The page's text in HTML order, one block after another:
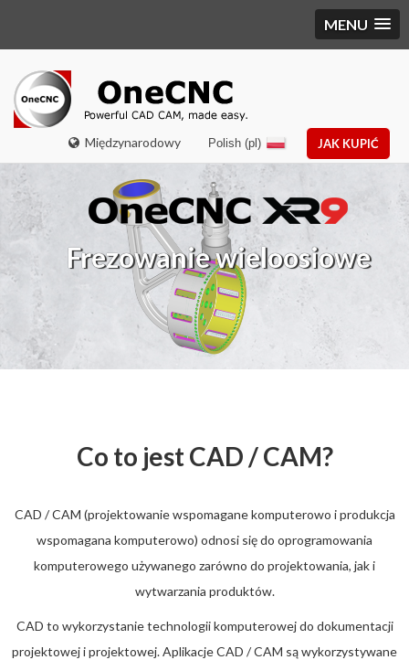
MENU
Międzynarodowy JAK KUPIĆ
Polish (pl)
Frezowanie wieloosiowe
Co to jest CAD / CAM?
CAD / CAM (projektowanie wspomagane komputerowo i produkcja
wspomagana komputerowo) odnosi się do oprogramowania
komputerowego używanego zarówno do projektowania, jak i
wytwarzania produktów.
CAD to wykorzystanie technologii komputerowej do dokumentacji
projektowej i projektowej. Aplikacje CAD / CAM są wykorzystywane